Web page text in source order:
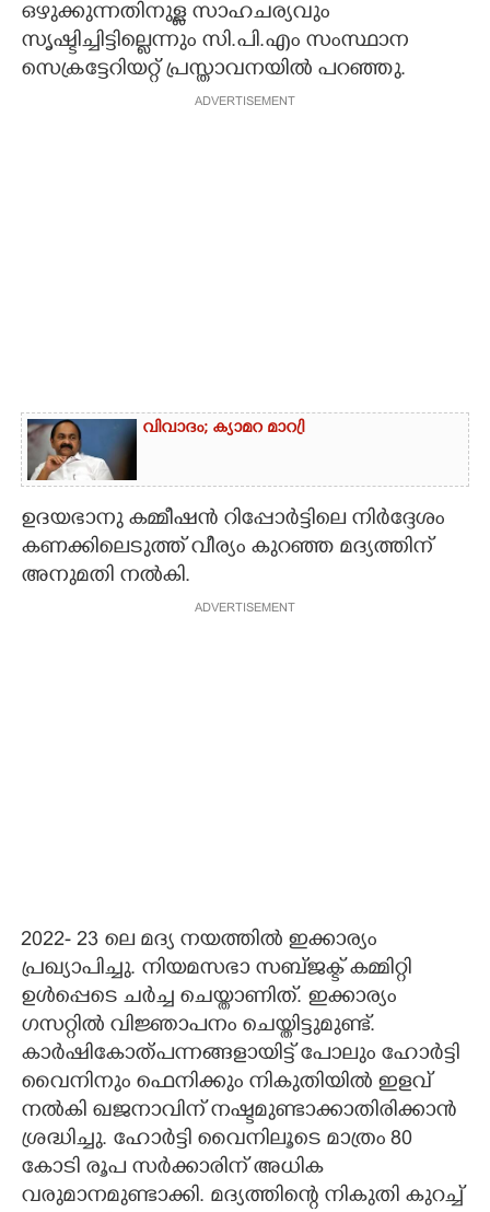
ZOOM
ഒഴുക്കുന്നതിനുള്ള സാഹചര്യവും
സൃഷ്ടിച്ചിട്ടില്ലെന്നും സി.പി.എം സംസ്ഥാന
സെക്രട്ടേറിയറ്റ് പ്രസ്താവനയിൽ പറഞ്ഞു.
ADVERTISEMENT
വിവാദം; ക്യാമറ മാറ്രി
ഉദയഭാനു കമ്മീഷൻ റിപ്പോർട്ടിലെ നിർദ്ദേശം
കണക്കിലെടുത്ത് വീര്യം കുറഞ്ഞ മദ്യത്തിന്
അനുമതി നൽകി.
ADVERTISEMENT
2022- 23 ലെ മദ്യ നയത്തിൽ ഇക്കാര്യം
പ്രഖ്യാപിച്ചു. നിയമസഭാ സബ്ജക്ട് കമ്മിറ്റി
ഉൾപ്പെടെ ചർച്ച ചെയ്താണിത്. ഇക്കാര്യം
ഗസറ്റിൽ വിജ്ഞാപനം ചെയ്തിട്ടുമുണ്ട്.
കാർഷികോത്പന്നങ്ങളായിട്ട് പോലും ഹോർട്ടി
വൈനിനും ഫെനിക്കും നികുതിയിൽ ഇളവ്
നൽകി ഖജനാവിന് നഷ്ടമുണ്ടാക്കാതിരിക്കാൻ
ശ്രദ്ധിച്ചു. ഹോർട്ടി വൈനിലൂടെ മാത്രം 80
കോടി രൂപ സർക്കാരിന് അധിക
വരുമാനമുണ്ടാക്കി. മദ്യത്തിന്റെ നികുതി കുറച്ച്